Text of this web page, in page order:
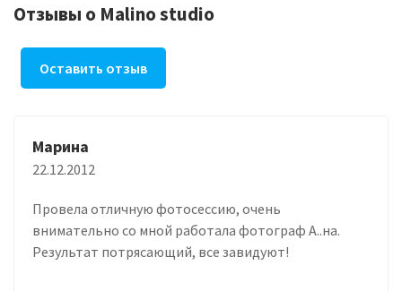
Отзывы о Malino studio
Оставить отзыв
Марина
22.12.2012
Провела отличную фотосессию, очень
внимательно со мной работала фотограф А..на.
Результат потрясающий, все завидуют!